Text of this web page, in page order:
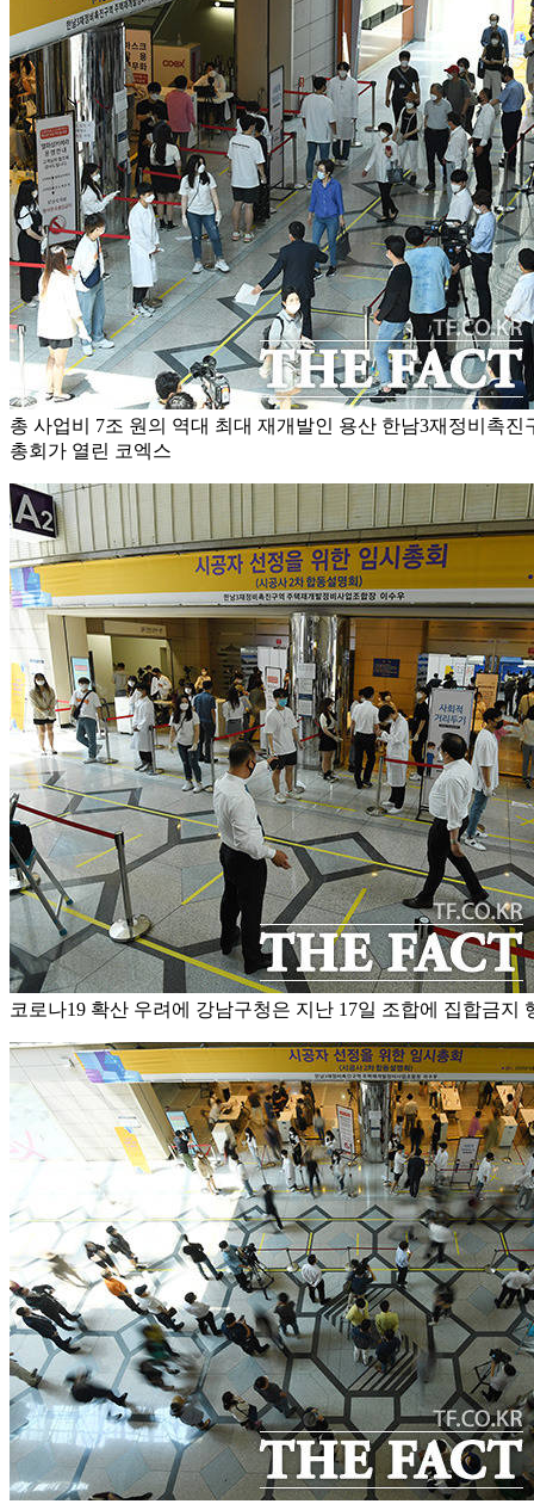
총 사업비 7조 원의 역대 최대 재개발인 용산 한남3재정비촉
총회가 열린 코엑스
코로나19 확산 우려에 강남구청은 지난 17일 조합에 집합금지